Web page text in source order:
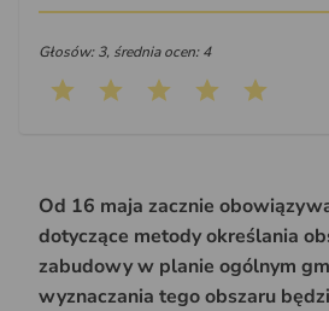
Głosów: 3, średnia ocen: 4
Od 16 maja zacznie
dotyczące metody określania
zabudowy w planie ogólnym
wyznaczania tego obszaru